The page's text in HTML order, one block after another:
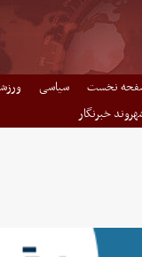
نخست سیاسی
خبرنگار